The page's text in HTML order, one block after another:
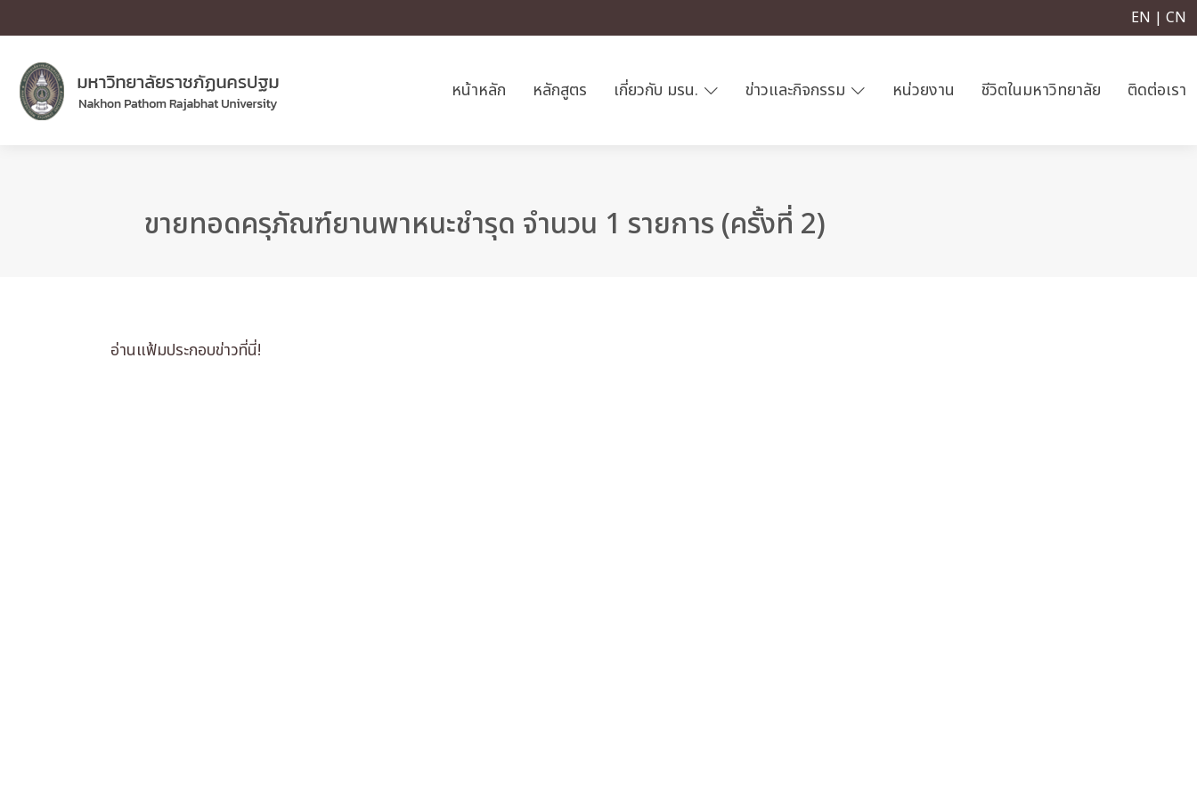
EN | CN
หน้าหลัก หลักสูตร เกี่ยวกับ มรน. ข่าวและกิจกรรม หน่วยงาน ชีวิตในมหาวิทยาลัย ติดต่อเรา
ขายทอดครุภัณฑ์ยานพาหนะชำรุด จำนวน 1 รายการ (ครั้งที่ 2)
อ่านแฟ้มประกอบข่าวที่นี่!